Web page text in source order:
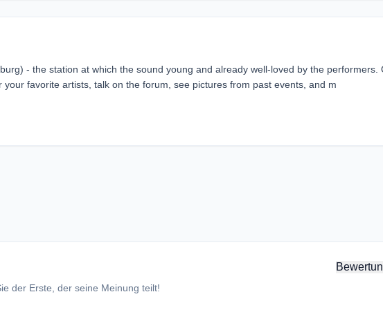
- the station at which the sound young and already well-loved by the performers.
favorite artists, talk on the forum, see pictures from past events, and m
der Erste, der seine Meinung teilt!